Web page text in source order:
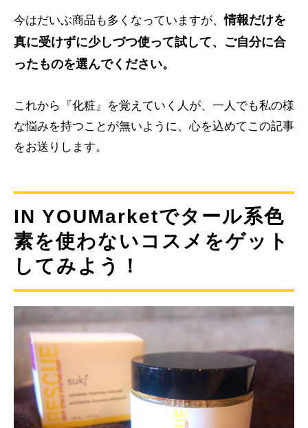
今はだいぶ商品も多くなっていますが、情報だけを
真に受けずに少しづつ使って試して、ご自分に合
ったものを選んでください。
これから『化粧』を覚えていく人が、一人でも私の様
な悩みを持つことが無いように、心を込めてこの記事
をお送りします。
IN YOUMarketでタール系色
素を使わないコスメをゲット
してみよう！